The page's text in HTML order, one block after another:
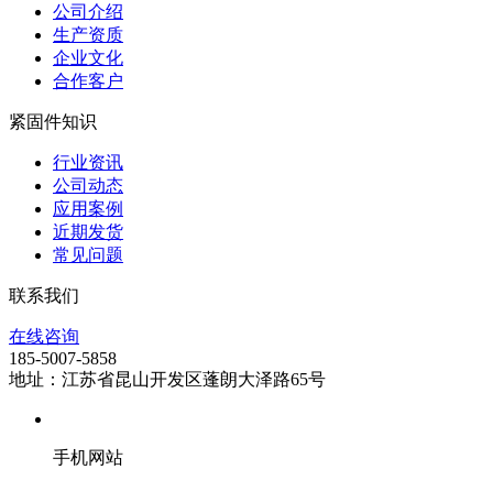
公司介绍
生产资质
企业文化
合作客户
紧固件知识
行业资讯
公司动态
应用案例
近期发货
常见问题
联系我们
在线咨询
185-5007-5858
地址：江苏省昆山开发区蓬朗大泽路65号
手机网站